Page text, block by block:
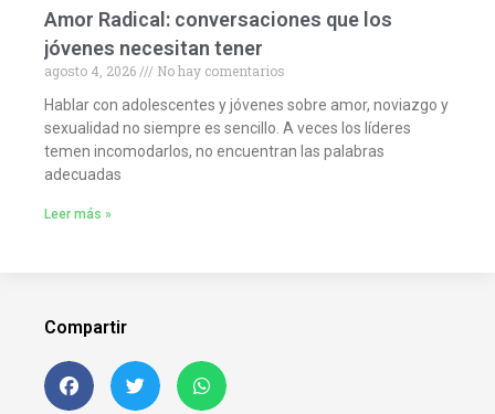
Amor Radical: conversaciones que los
jóvenes necesitan tener
agosto 4, 2026
No hay comentarios
Hablar con adolescentes y jóvenes sobre amor, noviazgo y
sexualidad no siempre es sencillo. A veces los líderes
temen incomodarlos, no encuentran las palabras
adecuadas
Leer más »
Compartir